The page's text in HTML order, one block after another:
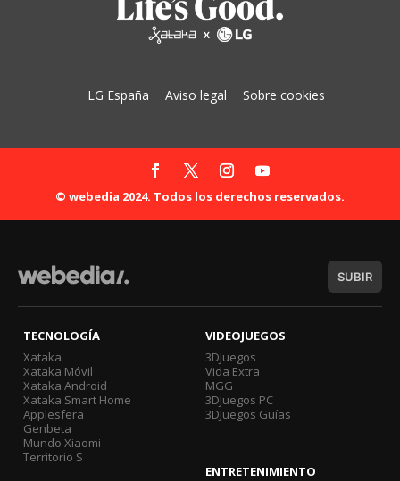
LG España Aviso legal Sobre cookies
© webedia 2024. Todos los derechos reservados.
SUBIR
TECNOLOGÍA
Xataka
Xataka Móvil
Xataka Android
Xataka Smart Home
Applesfera
Genbeta
Mundo Xiaomi
Territorio S
VIDEOJUEGOS
3DJuegos
Vida Extra
MGG
3DJuegos PC
3DJuegos Guías
ENTRETENIMIENTO